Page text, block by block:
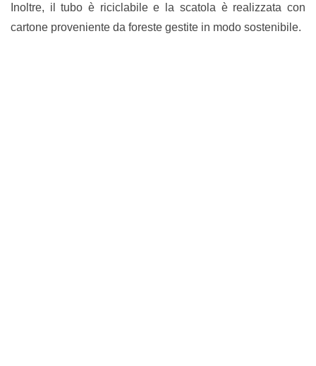
Inoltre, il tubo è riciclabile e la scatola è realizzata con
cartone proveniente da foreste gestite in modo sostenibile.